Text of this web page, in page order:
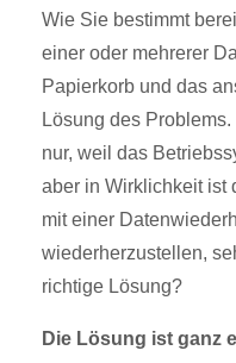
Wie Sie bestimmt
einer oder mehrerer
Papierkorb und das
Lösung des
nur, weil das
aber in Wirklichkeit ist
mit einer
wiederherzustellen,
richtige Lösung?
Die Lösung ist ganz